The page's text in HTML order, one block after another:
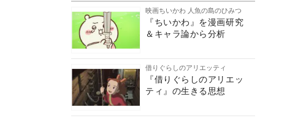
映画ちいかわ 人魚の島のひみつ
『ちいかわ』を漫画研究
＆キャラ論から分析
借りぐらしのアリエッティ
『借りぐらしのアリエッ
ティ』の生きる思想